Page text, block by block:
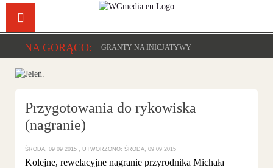
NA GORĄCO: GRANTY NA INICJATYWY
Przygotowania do rykowiska
(nagranie)
ŚRODA, 09 09 2015 UTWORZONO: ŚRODA, 09 09 2015
Kolejne, rewelacyjne nagranie przyrodnika Michała